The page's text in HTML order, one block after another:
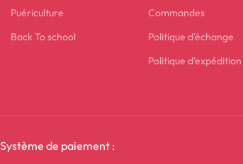
Puériculture
Back To school
Commandes
Politique d'échange
Politique d’expédition
Système de paiement :